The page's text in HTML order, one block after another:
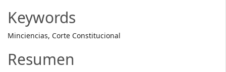
Keywords
Minciencias, Corte Constitucional
Resumen